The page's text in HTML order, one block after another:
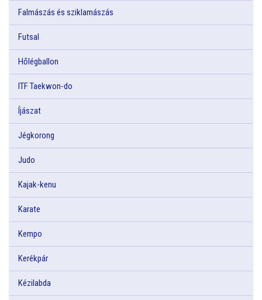
Falmászás és sziklamászás
Futsal
Hőlégballon
ITF Taekwon-do
Íjászat
Jégkorong
Judo
Kajak-kenu
Karate
Kempo
Kerékpár
Kézilabda